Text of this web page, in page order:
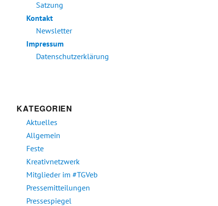
Satzung
Kontakt
Newsletter
Impressum
Datenschutzerklärung
KATEGORIEN
Aktuelles
Allgemein
Feste
Kreativnetzwerk
Mitglieder im #TGVeb
Pressemitteilungen
Pressespiegel